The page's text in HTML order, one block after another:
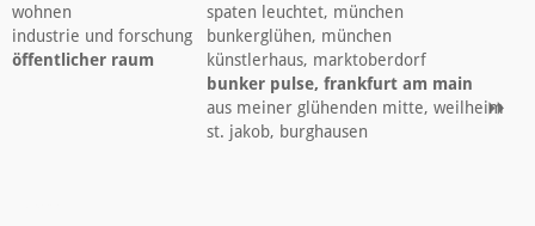
wohnen
industrie und forschung
öffentlicher raum
spaten leuchtet, münchen
bunkerglühen, münchen
künstlerhaus, marktoberdorf
bunker pulse, frankfurt am main
aus meiner glühenden mitte, weilheim
st. jakob, burghausen